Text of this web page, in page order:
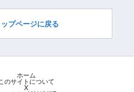
ップページに戻る
ホーム
のサイトについて
X